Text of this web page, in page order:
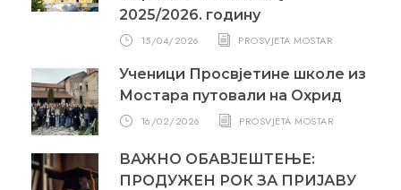
2025/2026. годину
15/04/2026 PROSVJETA MOSTAR
Ученици Просвјетине школе из
Мостара путовали на Охрид
16/02/2026 PROSVJETA MOSTAR
ВАЖНО ОБАВЈЕШТЕЊЕ:
ПРОДУЖЕН РОК ЗА ПРИЈАВУ